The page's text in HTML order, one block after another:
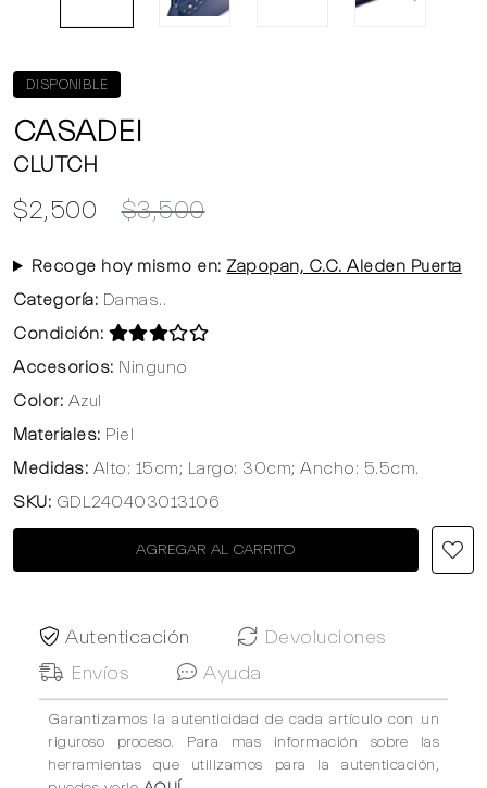
DISPONIBLE
CASADEI
CLUTCH
$2,500 $3,500
Recoge hoy mismo en: Zapopan, C.C. Aleden Puerta
Categoría: Damas..
Condición:
Accesorios: Ninguno
Color: Azul
Materiales: Piel
Medidas: Alto: 15cm; Largo: 30cm; Ancho: 5.5cm.
SKU: GDL240403013106
AGREGAR AL CARRITO
Autenticación
Devoluciones
Envíos
Ayuda
Garantizamos la autenticidad de cada artículo con un
riguroso proceso. Para mas información sobre las
herramientas que utilizamos para la autenticación,